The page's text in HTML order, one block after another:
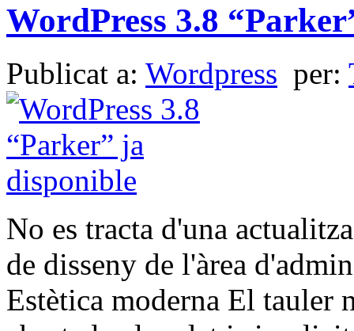
WordPress 3.8
Publicat a: Wordpress per:
No es tracta d'una
de disseny de l'àrea
Estètica moderna El tauler